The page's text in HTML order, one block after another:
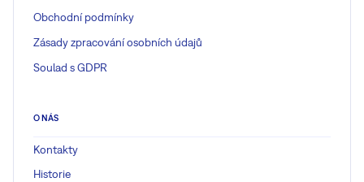
Obchodní podmínky
Zásady zpracování osobních údajů
Soulad s GDPR
O NÁS
Kontakty
Historie